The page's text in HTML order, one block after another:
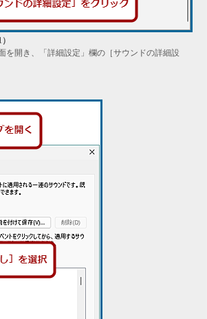
を開き、「詳細設定」欄の［サウンドの詳細設